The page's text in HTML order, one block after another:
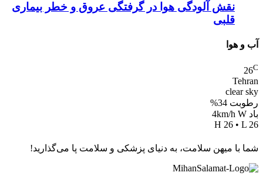
نقش آلودگی هوا در گرفتگی عروق و خطر بیماری
قلبی
آب و هوا
26C
Tehran
clear sky
رطوبت 34%
باد 4km/h W
H 26 • L 26
شما با میهن سلامت، به دنیای پزشکی و سلامت پا می‌گذارید!